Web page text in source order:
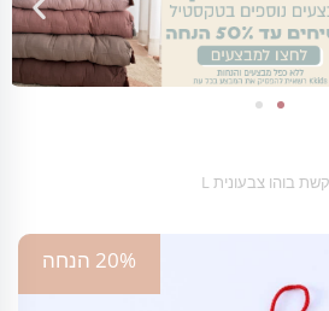
קשת בוהו צבעונית L
20% הנחה